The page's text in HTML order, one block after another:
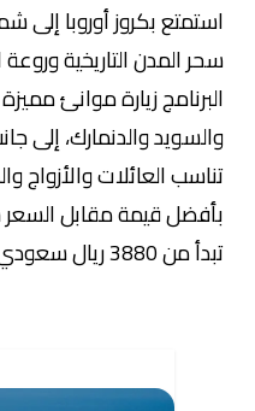
استمتع بكروز أوروبا إلى
سحر المدن التاريخية وروعة
البرنامج زيارة موانئ مميزة
والسويد والدنمارك، إلى
تناسب العائلات والأزواج
بأفضل قيمة مقابل السعر
تبدأ من 3880 ريال سعودي.